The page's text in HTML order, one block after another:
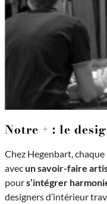
Notre + : le
Chez Hegenbart,
avecun savoir-faire
pours’intégrer
designers d’intérieur